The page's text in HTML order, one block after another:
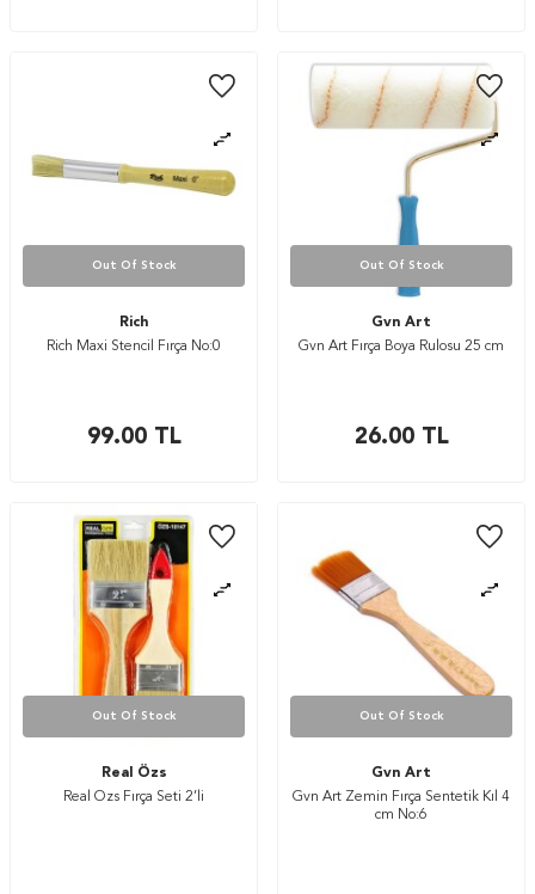
Out Of Stock
Rich
Rich Maxi Stencil Fırça No:0
99.00TL
Out Of Stock
Gvn Art
Gvn Art Fırça Boya Rulosu 25 cm
26.00TL
Out Of Stock
Real Özs
Real Özs Fırça Seti 2’li
Out Of Stock
Gvn Art
Gvn Art Zemin Fırça Sentetik Kıl 4
cm No:6